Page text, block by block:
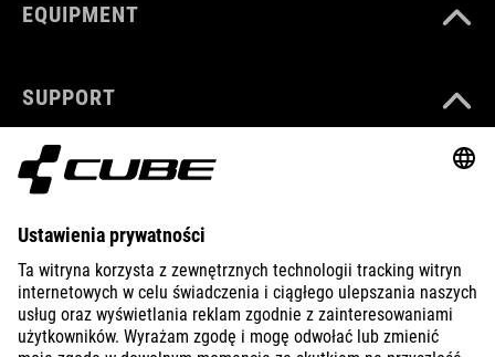
EQUIPMENT
SUPPORT
ABOUT US
EXPLORE